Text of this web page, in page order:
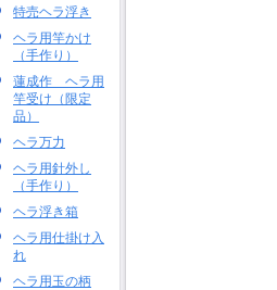
特売ヘラ浮き
ヘラ用竿かけ
（手作り）
蓮成作 ヘラ用
竿受け（限定
品）
ヘラ万力
ヘラ用針外し
（手作り）
ヘラ浮き箱
ヘラ用仕掛け入
れ
ヘラ用玉の柄